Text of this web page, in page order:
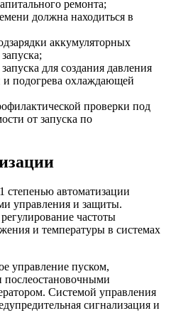
ремонта;
должна находиться в
аккумуляторных
для создания давления
и подогрева охлаждающей
проверки под
от запуска по
степенью автоматизации
управления и защиты.
частоты
и температуры в системах
управление пуском,
послеостановочными
Системой управления
сигнализация и